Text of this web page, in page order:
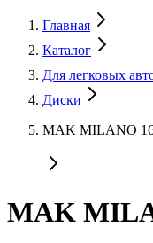
Главная
Каталог
Для легковых
Диски
MAK MILANO
MAK